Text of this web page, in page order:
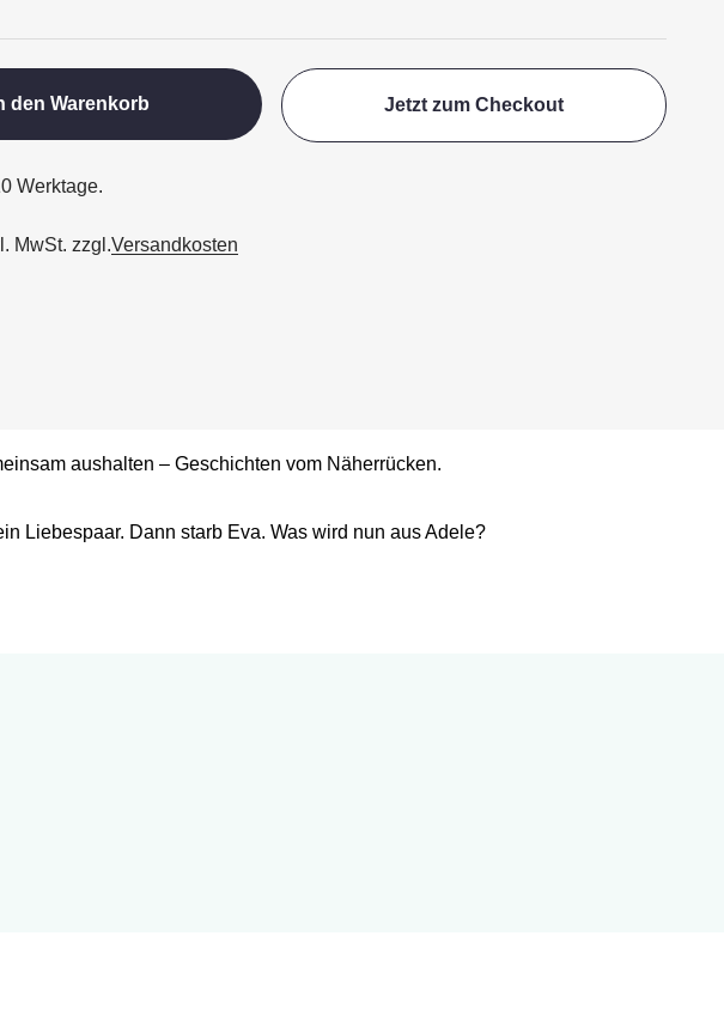
den Warenkorb Jetzt zum Checkout
Werktage.
MwSt. zzgl.Versandkosten
aushalten – Geschichten vom Näherrücken.
Liebespaar. Dann starb Eva. Was wird nun aus Adele?